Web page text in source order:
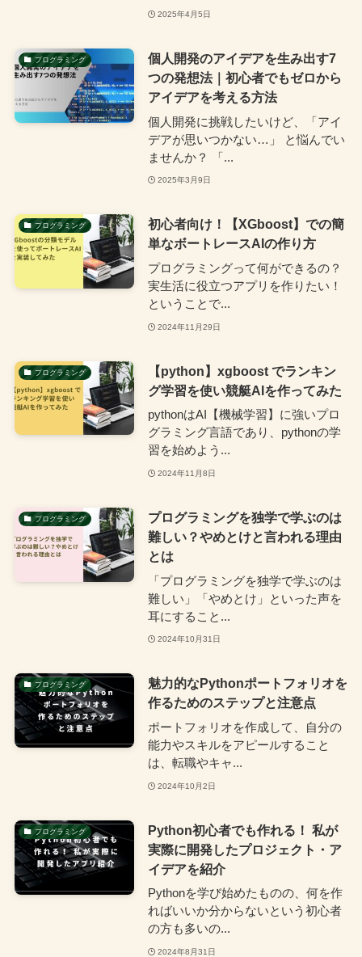
2025年4月5日
プログラミング
個人開発のアイデアを生み出す7
つの発想法｜初心者でもゼロから
アイデアを考える方法
個人開発に挑戦したいけど、「アイ
デアが思いつかない…」 と悩んでい
ませんか？ 「...
2025年3月9日
プログラミング
初心者向け！【XGboost】での簡
単なボートレースAIの作り方
プログラミングって何ができるの？
実生活に役立つアプリを作りたい！
ということで...
2024年11月29日
プログラミング
【python】xgboost でランキン
グ学習を使い競艇AIを作ってみた
pythonはAI【機械学習】に強いプロ
グラミング言語であり、pythonの学
習を始めよう...
2024年11月8日
プログラミング
プログラミングを独学で学ぶのは
難しい？やめとけと言われる理由
とは
「プログラミングを独学で学ぶのは
難しい」「やめとけ」といった声を
耳にすること...
2024年10月31日
プログラミング
魅力的なPythonポートフォリオを
作るためのステップと注意点
ポートフォリオを作成して、自分の
能力やスキルをアピールすること
は、転職やキャ...
2024年10月2日
プログラミング
Python初心者でも作れる！ 私が
実際に開発したプロジェクト・ア
イデアを紹介
Pythonを学び始めたものの、何を作
ればいいか分からないという初心者
の方も多いの...
2024年8月31日